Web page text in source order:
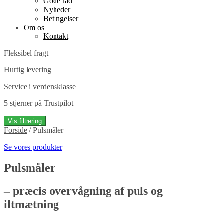
Nyheder
Betingelser
Om os
Kontakt
Fleksibel fragt
Hurtig levering
Service i verdensklasse
5 stjerner på Trustpilot
Vis filtrering
Forside /Pulsmåler
Se vores produkter
Pulsmåler
– præcis overvågning af puls og
iltmætning